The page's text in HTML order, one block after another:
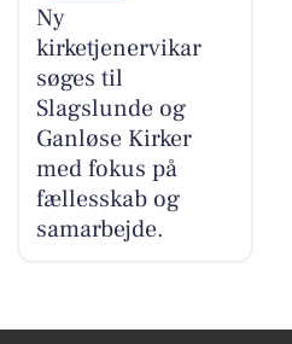
Ny
kirketjenervikar
søges til
Slagslunde og
Ganløse Kirker
med fokus på
fællesskab og
samarbejde.